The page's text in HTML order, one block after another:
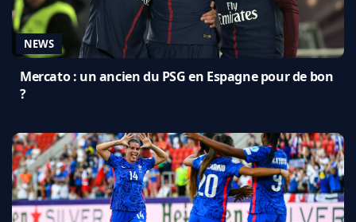
NEWS
Mercato : un ancien du PSG en Espagne pour de bon
?